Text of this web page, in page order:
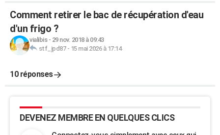
Comment retirer le bac de récupération d'eau
d'un frigo ?
vialibis- 29 nov. 2018 à 09:43
stf_jpd87- 15 mai 2026 à 17:14
10 réponses
DEVENEZ MEMBRE EN QUELQUES CLICS